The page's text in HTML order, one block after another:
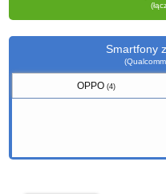
Smartfony
OPPO(4)